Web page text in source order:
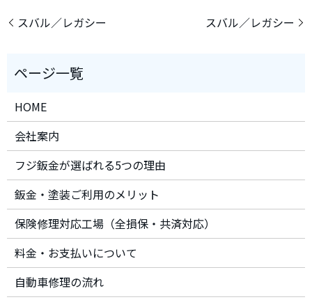
スバル／レガシー スバル／レガシー
HOME
会社案内
フジ鈑金が選ばれる5つの理由
鈑金・塗装ご利用のメリット
保険修理対応工場（全損保・共済対応）
料金・お支払いについて
自動車修理の流れ